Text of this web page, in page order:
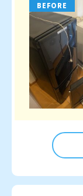
BEFORE